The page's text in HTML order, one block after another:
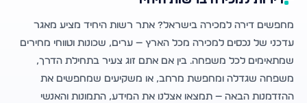
מחפשים דירה למכירה בישראל? אתר רשות היחיד מציע מאגר
עדכני של נכסים למכירה מכל הארץ — ערים, שכונות וטווחי מחירים
שמתאימים לכל משפחה. בין אם אתם זוג צעיר בתחילת הדרך,
משפחה שגדלה ומחפשת מרחב, או משקיעים שמחפשים את
ההזדמנות הבאה — תמצאו אצלנו את המידע, התמונות והאנשי